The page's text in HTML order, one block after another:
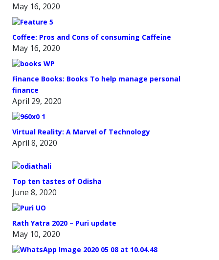
May 16, 2020
Coffee: Pros and Cons of consuming Caffeine
May 16, 2020
Finance Books: Books To help manage personal
finance
April 29, 2020
Virtual Reality: A Marvel of Technology
April 8, 2020
Top ten tastes of Odisha
June 8, 2020
Rath Yatra 2020 – Puri update
May 10, 2020